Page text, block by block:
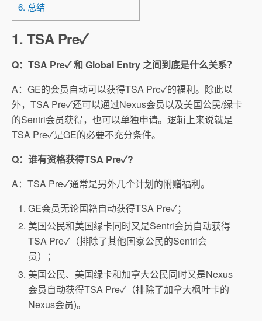
6. 总结
1. TSA Pre✓
Q：TSA Pre✓ 和 Global Entry 之间到底是什么关系？
A：GE的会员自动可以获得TSA Pre✓的福利。除此以
外，TSA Pre✓还可以通过Nexus会员以及美国公民/绿卡
的Sentri会员获得，也可以单独申请。逻辑上来说就是
TSA Pre✓是GE的必要不充分条件。
Q：谁有资格获得TSA Pre✓?
A：TSA Pre✓通常是另外几个计划的附赠福利。
GE会员无论国籍自动获得TSA Pre✓；
美国公民和美国绿卡同时又是Sentri会员自动获得
TSA Pre✓（排除了其他国家公民的Sentri会
员）；
美国公民、美国绿卡和加拿大公民同时又是Nexus
会员自动获得TSA Pre✓（排除了加拿大枫叶卡的
Nexus会员)。